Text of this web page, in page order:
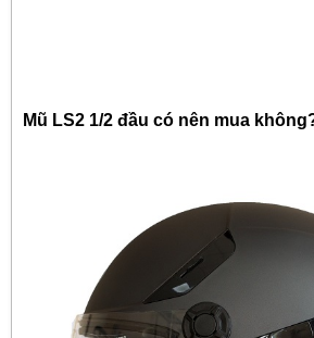
Mũ LS2 1/2 đầu có nên mua